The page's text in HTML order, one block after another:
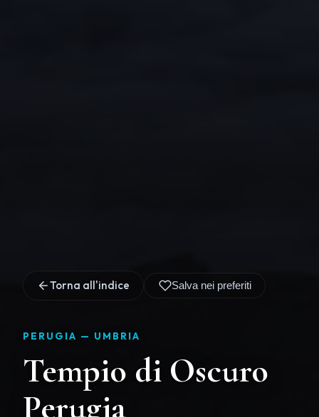
Torna all'indice Salva nei preferiti
PERUGIA — UMBRIA
Tempio di Oscuro
Perugia